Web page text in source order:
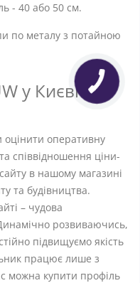
- 40 або 50 см.
по металу з потайною
у Києві за
оцінити оперативну
співвідношення ціни-
в нашому магазині
та будівництва.
– чудова
розвиваючись,
підвищуємо якість
працює лише з
можна купити профіль